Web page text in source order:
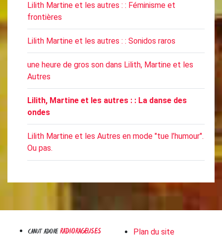
Lilith Martine et les autres : : Féminisme et
frontières
Lilith Martine et les autres : : Sonidos raros
une heure de gros son dans Lilith, Martine et les
Autres
Lilith, Martine et les autres : : La danse des
ondes
Lilith Martine et les Autres en mode "tue l’humour".
Ou pas.
CANUT ADORERADIORAGEUSES
Plan du site